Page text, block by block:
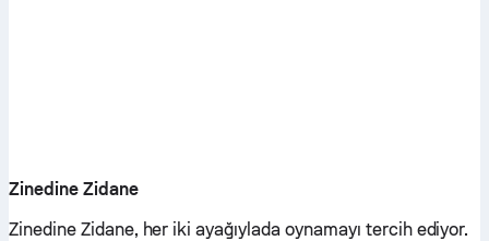
Zinedine Zidane
Zinedine Zidane, her iki ayağıylada oynamayı tercih ediyor.